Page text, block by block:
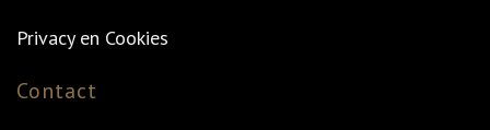
Privacy en Cookies
Contact